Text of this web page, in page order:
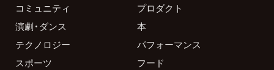
コミュニティ
プロダクト
演劇・ダンス
本
テクノロジー
パフォーマンス
スポーツ
フード